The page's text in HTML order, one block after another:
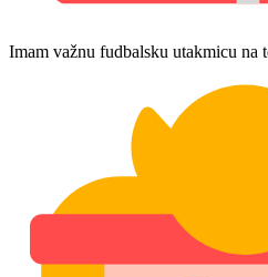
Imam važnu fudbalsku utakmicu na